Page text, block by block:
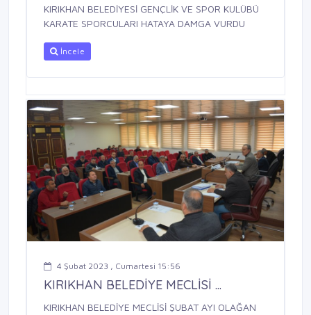
KIRIKHAN BELEDİYESİ GENÇLİK VE SPOR KULÜBÜ
KARATE SPORCULARI HATAYA DAMGA VURDU
İncele
4 Şubat 2023 , Cumartesi 15:56
KIRIKHAN BELEDİYE MECLİSİ ...
KIRIKHAN BELEDİYE MECLİSİ ŞUBAT AYI OLAĞAN